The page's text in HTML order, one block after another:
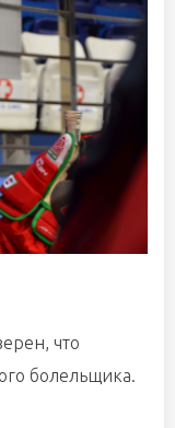
что
болельщика.